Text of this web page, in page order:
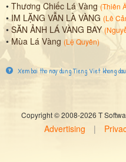
• Thương Chiếc Lá Vàng (Thiên
•IM LẶNG VẪN LÀ VÀNG (Lê
• SĂN ẢNH LÁ VÀNG BAY (
•Mùa Lá Vàng (Lệ Quyên)
Xem bai tho nay dung Tieng Viet khong dau
Copyright © 2008-2026 T
Advertising |